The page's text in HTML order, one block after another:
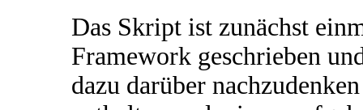
Das Skript ist zunächst
Framework geschrieben
dazu darüber